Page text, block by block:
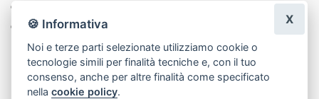
Composizioni
Cesti
Funebre
Natale
🍪 Informativa
Noi e terze parti selezionate utilizziamo cookie o
tecnologie simili per finalità tecniche e, con il tuo
consenso, anche per altre finalità come specificato
nellacookie policy.
X